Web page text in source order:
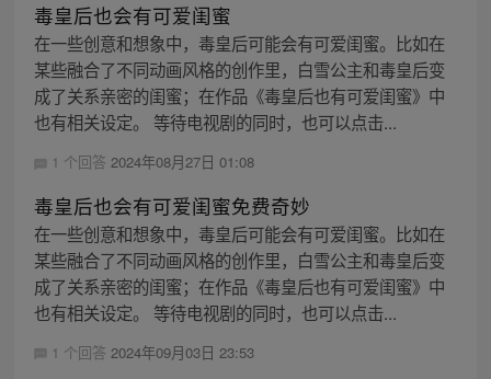
毒皇后也会有可爱闺蜜
在一些创意和想象中，毒皇后可能会有可爱闺蜜。比如在
某些融合了不同动画风格的创作里，白雪公主和毒皇后变
成了关系亲密的闺蜜；在作品《毒皇后也有可爱闺蜜》中
也有相关设定。 等待电视剧的同时，也可以点击...
1 个回答 2024年08月27日 01:08
毒皇后也会有可爱闺蜜免费奇妙
在一些创意和想象中，毒皇后可能会有可爱闺蜜。比如在
某些融合了不同动画风格的创作里，白雪公主和毒皇后变
成了关系亲密的闺蜜；在作品《毒皇后也有可爱闺蜜》中
也有相关设定。 等待电视剧的同时，也可以点击...
1 个回答 2024年09月03日 23:53